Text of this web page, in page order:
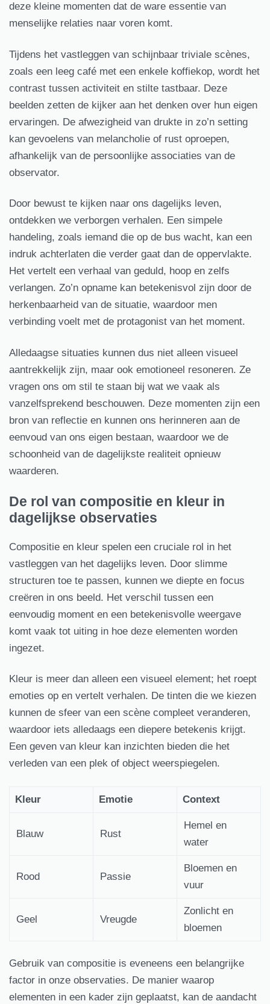
deze kleine momenten dat de ware essentie van
menselijke relaties naar voren komt.
Tijdens het vastleggen van schijnbaar triviale scènes,
zoals een leeg café met een enkele koffiekop, wordt het
contrast tussen activiteit en stilte tastbaar. Deze
beelden zetten de kijker aan het denken over hun eigen
ervaringen. De afwezigheid van drukte in zo’n setting
kan gevoelens van melancholie of rust oproepen,
afhankelijk van de persoonlijke associaties van de
observator.
Door bewust te kijken naar ons dagelijks leven,
ontdekken we verborgen verhalen. Een simpele
handeling, zoals iemand die op de bus wacht, kan een
indruk achterlaten die verder gaat dan de oppervlakte.
Het vertelt een verhaal van geduld, hoop en zelfs
verlangen. Zo’n opname kan betekenisvol zijn door de
herkenbaarheid van de situatie, waardoor men
verbinding voelt met de protagonist van het moment.
Alledaagse situaties kunnen dus niet alleen visueel
aantrekkelijk zijn, maar ook emotioneel resoneren. Ze
vragen ons om stil te staan bij wat we vaak als
vanzelfsprekend beschouwen. Deze momenten zijn een
bron van reflectie en kunnen ons herinneren aan de
eenvoud van ons eigen bestaan, waardoor we de
schoonheid van de dagelijkste realiteit opnieuw
waarderen.
De rol van compositie en kleur in
dagelijkse observaties
Compositie en kleur spelen een cruciale rol in het
vastleggen van het dagelijks leven. Door slimme
structuren toe te passen, kunnen we diepte en focus
creëren in ons beeld. Het verschil tussen een
eenvoudig moment en een betekenisvolle weergave
komt vaak tot uiting in hoe deze elementen worden
ingezet.
Kleur is meer dan alleen een visueel element; het roept
emoties op en vertelt verhalen. De tinten die we kiezen
kunnen de sfeer van een scène compleet veranderen,
waardoor iets alledaags een diepere betekenis krijgt.
Een geven van kleur kan inzichten bieden die het
verleden van een plek of object weerspiegelen.
Kleur Emotie Context
Blauw Rust
Hemel en
water
Rood Passie
Bloemen en
vuur
Geel Vreugde
Zonlicht en
bloemen
Gebruik van compositie is eveneens een belangrijke
factor in onze observaties. De manier waarop
elementen in een kader zijn geplaatst, kan de aandacht